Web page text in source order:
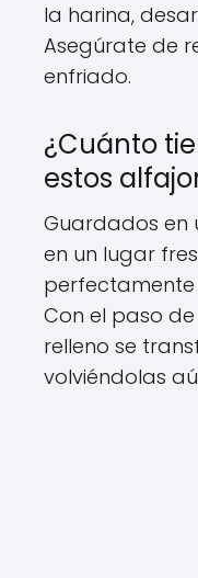
la harina,
Asegúrate de
enfriado.
¿Cuánto
estos
Guardados en
en un lugar
Con el paso
relleno se
volviéndolas